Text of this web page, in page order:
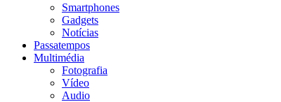
Smartphones
Gadgets
Notícias
Passatempos
Multimédia
Fotografia
Vídeo
Audio